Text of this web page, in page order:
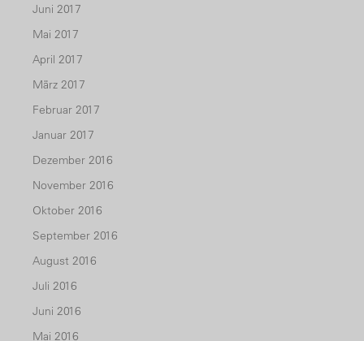
Juni 2017
Mai 2017
April 2017
März 2017
Februar 2017
Januar 2017
Dezember 2016
November 2016
Oktober 2016
September 2016
August 2016
Juli 2016
Juni 2016
Mai 2016